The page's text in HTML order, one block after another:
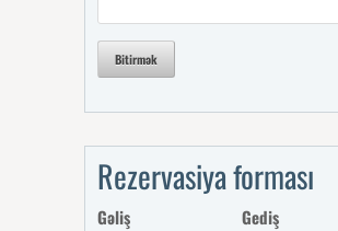
Bitirmək
Rezervasiya forması
Gəliş Gediş